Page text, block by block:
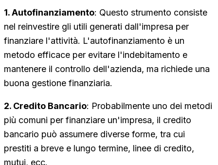
1. Autofinanziamento: Questo strumento consiste
nel reinvestire gli utili generati dall'impresa per
finanziare l'attività. L'autofinanziamento è un
metodo efficace per evitare l'indebitamento e
mantenere il controllo dell'azienda, ma richiede una
buona gestione finanziaria.
2. Credito Bancario: Probabilmente uno dei metodi
più comuni per finanziare un'impresa, il credito
bancario può assumere diverse forme, tra cui
prestiti a breve e lungo termine, linee di credito,
mutui, ecc.